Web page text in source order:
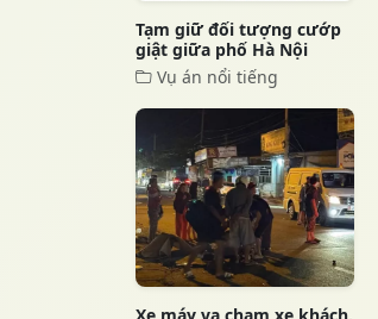
Tạm giữ đối tượng cướp
giật giữa phố Hà Nội
Vụ án nổi tiếng